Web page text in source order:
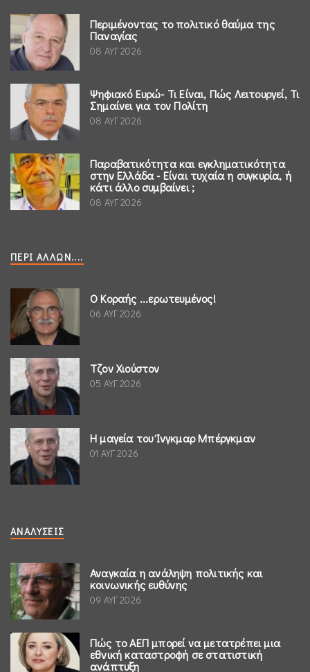
Περιμένοντας το πολιτικό θαύμα της
Παναγίας
08 ΑΥΓ 2026
Ψηφιακό Ευρώ- Τι Είναι, Πώς Λειτουργεί, Τι
Σημαίνει για τον Πολίτη
08 ΑΥΓ 2026
Παραβατικότητα και εγκληματικότητα
στην Ελλάδα - Είναι τυχαία η συγκυρία, ή
κάτι άλλο συμβαίνει ;
08 ΑΥΓ 2026
ΠΕΡΊ ΆΛΛΩΝ....
Ο Κοραής ...ερωτευμένος!
06 ΑΥΓ 2026
Τζον Χιούστον
05 ΑΥΓ 2026
Η μαγεία του Ίνγκμαρ Μπέργκμαν
01 ΑΥΓ 2026
ΑΝΑΛΎΣΕΙΣ
Αναγκαία η ανάληψη πολιτικής και
κοινωνικής ευθύνης
09 ΑΥΓ 2026
Πώς το ΑΕΠ μπορεί να μετατρέπει μια
εθνική καταστροφή σε στατιστική
ανάπτυξη